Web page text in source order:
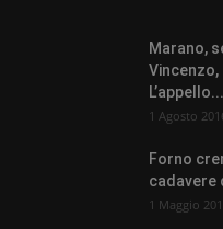
Marano,
L’appello...
1 Agosto
Forno
cadavere
1 Maggio